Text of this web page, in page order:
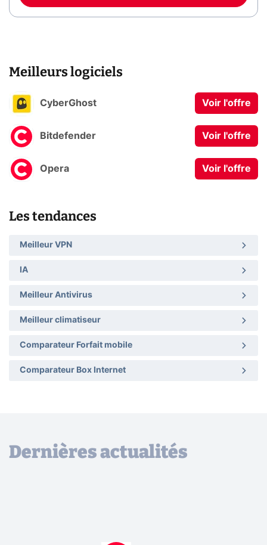
Meilleurs logiciels
CyberGhost Voir l'offre
Bitdefender Voir l'offre
Opera Voir l'offre
Les tendances
Meilleur VPN
IA
Meilleur Antivirus
Meilleur climatiseur
Comparateur Forfait mobile
Comparateur Box Internet
Dernières actualités